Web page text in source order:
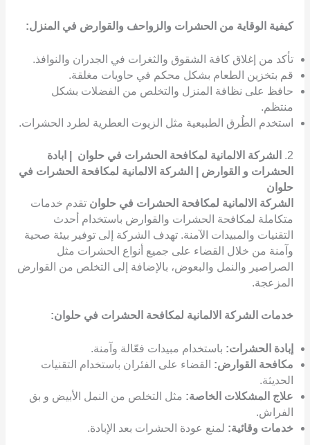
كيفية الوقاية من الحشرات والزواحف والقوارض في المنزل:
تأكد من إغلاق كافة الشقوق والثغرات في الجدران والنوافذ.
قم بتخزين الطعام بشكل محكم في حاويات مغلقة.
حافظ على نظافة المنزل والتخلص من الفضلات بشكل
منتظم.
استخدم الطُرق الطبيعية مثل الزيوت العطرية لطرد الحشرات.
2.
الشركة الالمانية لمكافحة الحشرات في حلوان | ابادة
الحشرات و القوارض | الشركة الالمانية لمكافحة الحشرات في
حلوان
الشركة الالمانية لمكافحة الحشرات في حلوان تقدم خدمات
متكاملة لمكافحة الحشرات والقوارض باستخدام أحدث
التقنيات والمبيدات الآمنة. تهدف الشركة إلى توفير بيئة صحية
وآمنة من خلال القضاء على جميع أنواع الحشرات مثل
الصراصير والنمل والبعوض، بالإضافة إلى التخلص من القوارض
المزعجة.
خدمات الشركة الالمانية لمكافحة الحشرات في حلوان:
إبادة الحشرات: باستخدام مبيدات فعّالة وآمنة.
مكافحة القوارض: القضاء على الفئران باستخدام التقنيات
الحديثة.
علاج المشكلات الخاصة: مثل التخلص من النمل الأبيض و بق
الفراش.
خدمات وقائية: لمنع عودة الحشرات بعد الإبادة.